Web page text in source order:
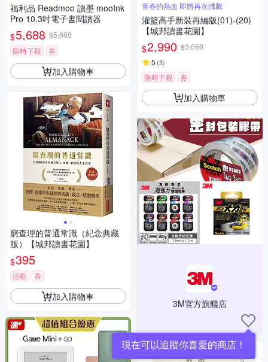
福利品 Readmoo 讀墨 mooInk
Pro 10.3吋電子書閱讀器
$5,688 $5,888
限時下殺
券
加入購物車
窮查理的普通常識（紀念典藏
版）【城邦讀書花園】
$395
活動 券
加入購物車
青春的熱血 即將再次沸騰
灌籃高手新裝再編版(01)-(20)
【城邦讀書花園】
$2,990 $3,060
5 (3)
限時下殺 券
加入購物車
3M官方旗艦店
現在可以追蹤你喜愛的商店！